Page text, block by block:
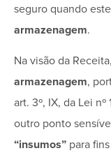
seguro quando
armazenagem.
Na visão da
armazenagem,
art. 3º, IX, da Lei
outro ponto
“insumos” para